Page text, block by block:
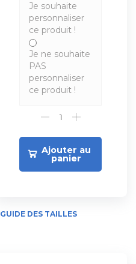
Je souhaite
personnaliser
ce produit !
Je ne souhaite
PAS
personnaliser
ce produit !
Ajouter au
panier
GUIDE DES TAILLES